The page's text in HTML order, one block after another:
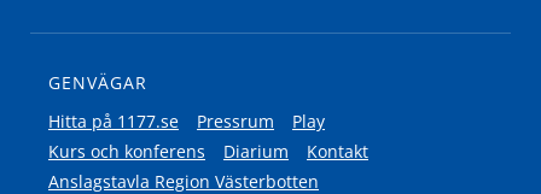
GENVÄGAR
Hitta på 1177.se
Pressrum
Play
Kurs och konferens
Diarium
Kontakt
Anslagstavla Region Västerbotten